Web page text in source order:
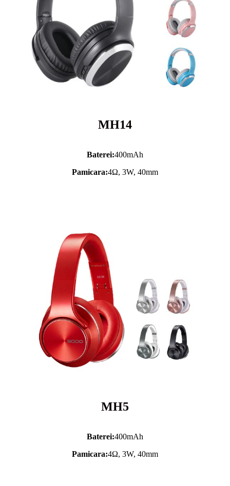
MH14
Baterei:400mAh
Pamicara:4Ω, 3W, 40mm
MH5
Baterei:400mAh
Pamicara:4Ω, 3W, 40mm